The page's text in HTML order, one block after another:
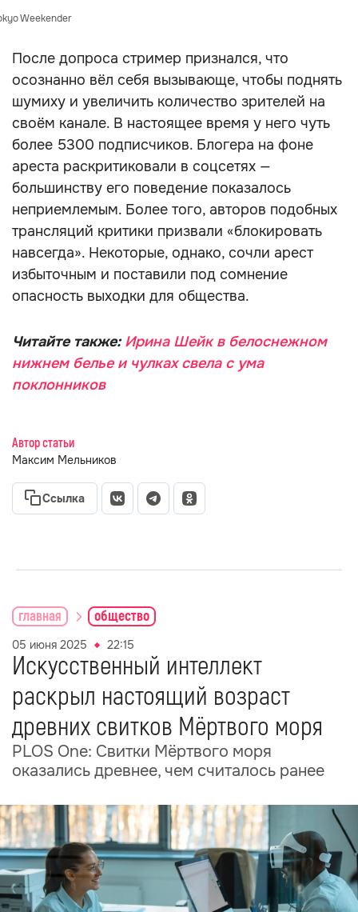
Weekender
После допроса стример признался, что
осознанно вёл себя вызывающе, чтобы поднять
шумиху и увеличить количество зрителей на
своём канале. В настоящее время у него чуть
более 5300 подписчиков. Блогера на фоне
ареста раскритиковали в соцсетях —
большинству его поведение показалось
неприемлемым. Более того, авторов подобных
трансляций критики призвали «блокировать
навсегда». Некоторые, однако, сочли арест
избыточным и поставили под сомнение
опасность выходки для общества.
Читайте также: Ирина Шейк в белоснежном
нижнем белье и чулках свела с ума
поклонников
Автор статьи
Максим Мельников
Ссылка
главная общество
05 июня 2025 22:15
Искусственный интеллект
раскрыл настоящий возраст
древних свитков Мёртвого моря
PLOS One: Свитки Мёртвого моря
оказались древнее, чем считалось ранее